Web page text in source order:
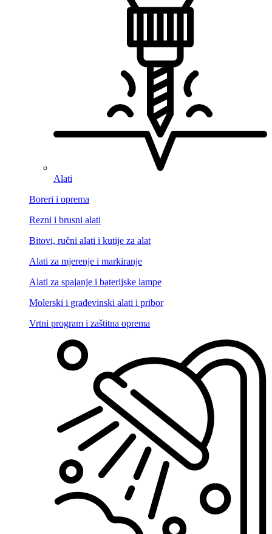
Alati
Boreri i oprema
Rezni i brusni alati
Bitovi, ručni alati i kutije za alat
Alati za mjerenje i markiranje
Alati za spajanje i baterijske lampe
Molerski i građevinski alati i pribor
Vrtni program i zaštitna oprema